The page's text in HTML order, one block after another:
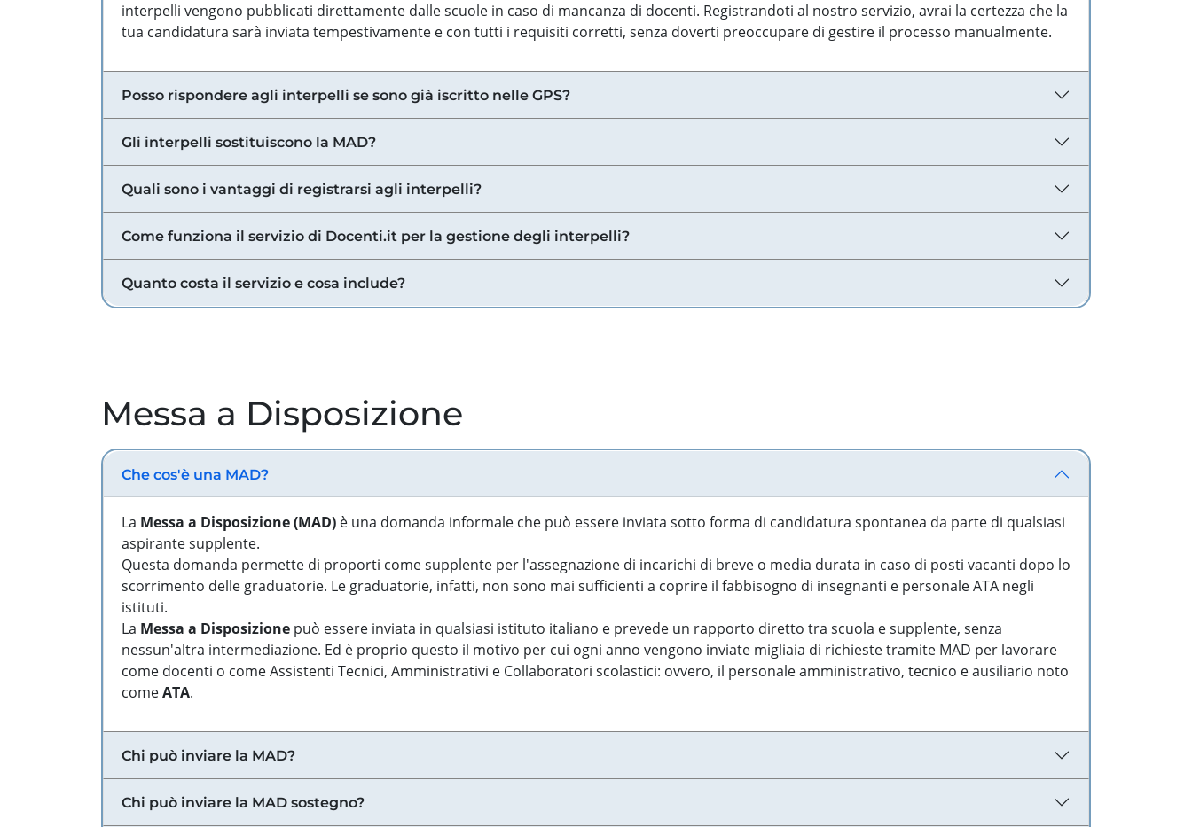
interpelli vengono pubblicati direttamente dalle scuole in caso di mancanza di docenti. Registrandoti al nostro servizio, avrai la certezza che la
tua candidatura sarà inviata tempestivamente e con tutti i requisiti corretti, senza doverti preoccupare di gestire il processo manualmente.
Posso rispondere agli interpelli se sono già iscritto nelle GPS?
Gli interpelli sostituiscono la MAD?
Quali sono i vantaggi di registrarsi agli interpelli?
Come funziona il servizio di Docenti.it per la gestione degli interpelli?
Quanto costa il servizio e cosa include?
Messa a Disposizione
Che cos'è una MAD?
La Messa a Disposizione (MAD) è una domanda informale che può essere inviata sotto forma di candidatura spontanea da parte di qualsiasi
aspirante supplente.
Questa domanda permette di proporti come supplente per l'assegnazione di incarichi di breve o media durata in caso di posti vacanti dopo lo
scorrimento delle graduatorie. Le graduatorie, infatti, non sono mai sufficienti a coprire il fabbisogno di insegnanti e personale ATA negli
istituti.
La Messa a Disposizione può essere inviata in qualsiasi istituto italiano e prevede un rapporto diretto tra scuola e supplente, senza
nessun'altra intermediazione. Ed è proprio questo il motivo per cui ogni anno vengono inviate migliaia di richieste tramite MAD per lavorare
come docenti o come Assistenti Tecnici, Amministrativi e Collaboratori scolastici: ovvero, il personale amministrativo, tecnico e ausiliario noto
comeATA.
Chi può inviare la MAD?
Chi può inviare la MAD sostegno?